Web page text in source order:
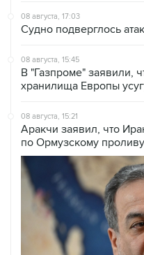
08 августа, 17:03
Судно подверглось
08 августа, 15:45
В "Газпроме" заявили,
хранилища Европы
08 августа, 15:21
Аракчи заявил, что
по Ормузскому проливу